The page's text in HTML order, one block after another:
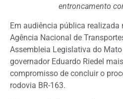
entroncamento
Em audiência pública realizada
Agência Nacional de
Assembleia Legislativa do
governador Eduardo Riedel
compromisso de concluir o
rodovia BR-163.